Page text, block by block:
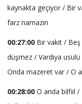
kaynakta geçiyor / Bir
farz namazın
00:27:00 Bir vakit /
düşmez / Vardiya usulü
Onda mazeret var / O
00:28:00 O anda bilfiil